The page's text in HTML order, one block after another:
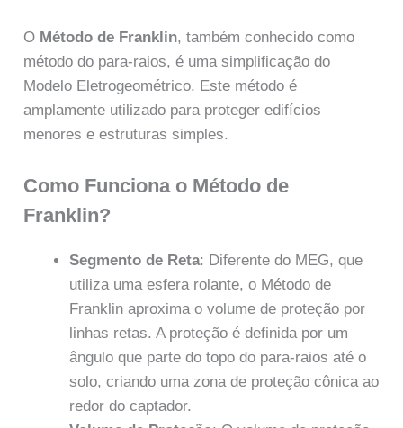
O Método de Franklin, também conhecido como
método do para-raios, é uma simplificação do
Modelo Eletrogeométrico. Este método é
amplamente utilizado para proteger edifícios
menores e estruturas simples.
Como Funciona o Método de
Franklin?
Segmento de Reta: Diferente do MEG, que
utiliza uma esfera rolante, o Método de
Franklin aproxima o volume de proteção por
linhas retas. A proteção é definida por um
ângulo que parte do topo do para-raios até o
solo, criando uma zona de proteção cônica ao
redor do captador.